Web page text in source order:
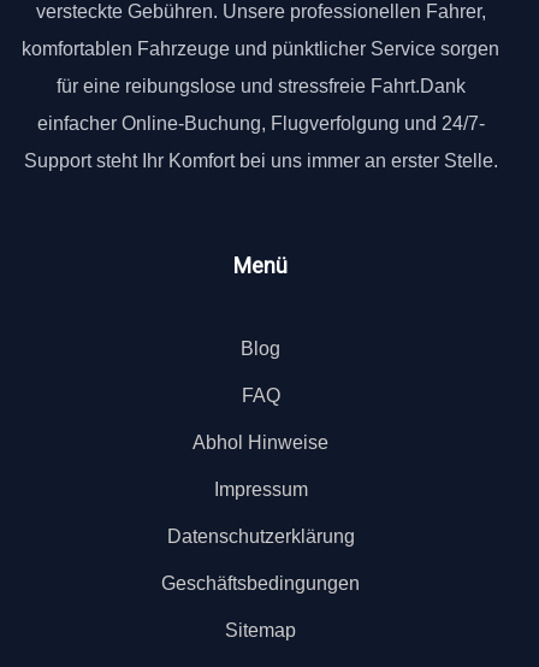
versteckte Gebühren. Unsere professionellen Fahrer,
komfortablen Fahrzeuge und pünktlicher Service sorgen
für eine reibungslose und stressfreie Fahrt.Dank
einfacher Online-Buchung, Flugverfolgung und 24/7-
Support steht Ihr Komfort bei uns immer an erster Stelle.
Menü
Blog
FAQ
Abhol Hinweise
Impressum
Datenschutzerklärung
Geschäftsbedingungen
Sitemap